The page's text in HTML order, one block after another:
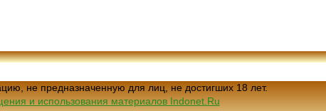
не предназначенную для лиц, не достигших 18 лет.
и использования материалов Indonet.Ru